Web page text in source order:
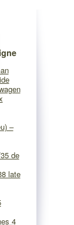
–
de
late
4